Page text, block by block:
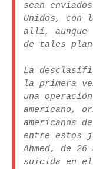
sean
Unidos, con
allí, aunque
de tales
La
la primera
una
americano,
americanos
entre estos
Ahmed, de
suicida en el